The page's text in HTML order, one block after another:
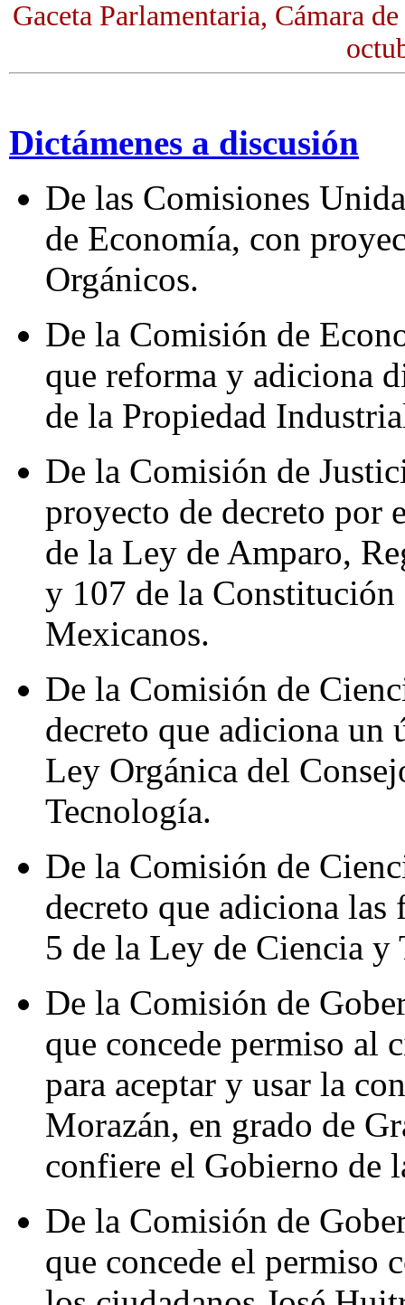
Gaceta Parlamentaria, Cámara
Dictámenes a discusión
De las Comisiones
de Economía, con
Orgánicos.
De la Comisión de
que reforma y adiciona
de la Propiedad
De la Comisión de
proyecto de decreto por
de la Ley de Amparo,
y 107 de la
Mexicanos.
De la Comisión de
decreto que adiciona
Ley Orgánica del
Tecnología.
De la Comisión de
decreto que adiciona
5 de la Ley de Ciencia y
De la Comisión de
que concede permiso al
para aceptar y usar la
Morazán, en grado de
confiere el Gobierno de
De la Comisión de
que concede el permiso